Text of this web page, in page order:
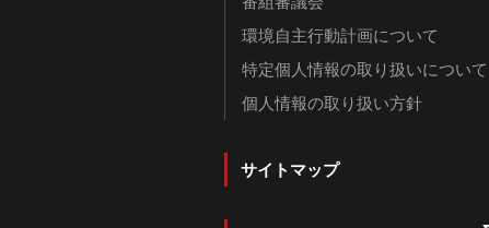
環境自主行動計画について
特定個人情報の取り扱いについて
個人情報の取り扱い方針
サイトマップ